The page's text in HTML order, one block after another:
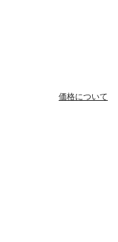
価格について